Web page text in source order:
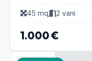
camera, terrazzo
45 mq
2 vani
1.000 €